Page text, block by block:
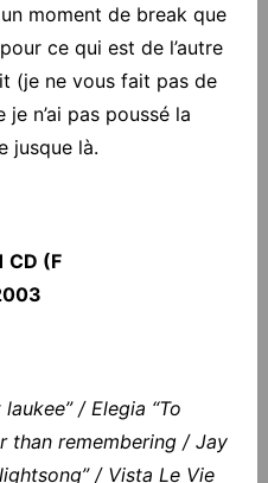
moment de break que
ce qui est de l’autre
(je ne vous fait pas de
n’ai pas poussé la
jusque là.
CD (F
/ Elegia “To
than remembering / Jay
/ Vista Le Vie